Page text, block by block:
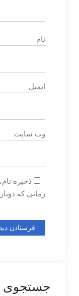
نام
ایمیل
وب‌ سایت
ذخیره
زمانی که
جستجوی